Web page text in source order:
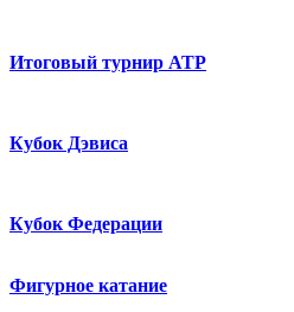
Итоговый турнир ATP
Кубок Дэвиса
Кубок Федерации
Фигурное катание